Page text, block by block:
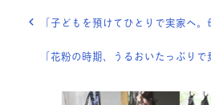
「子どもを預けてひとりで実家へ。母と2人の特別な